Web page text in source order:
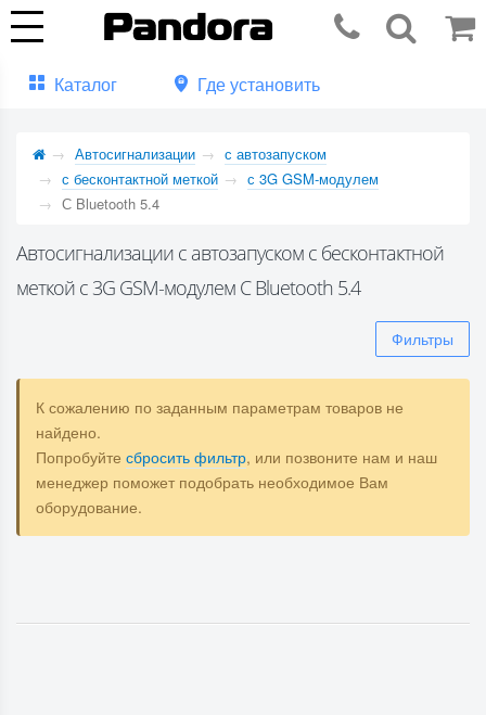
Каталог Где установить
Автосигнализации
с автозапуском
с бесконтактной меткой
с 3G GSM-модулем
С Bluetooth 5.4
Автосигнализации с автозапуском с бесконтактной
меткой с 3G GSM-модулем С Bluetooth 5.4
Фильтры
К сожалению по заданным параметрам товаров не
найдено.
Попробуйте сбросить фильтр, или позвоните нам и наш
менеджер поможет подобрать необходимое Вам
оборудование.